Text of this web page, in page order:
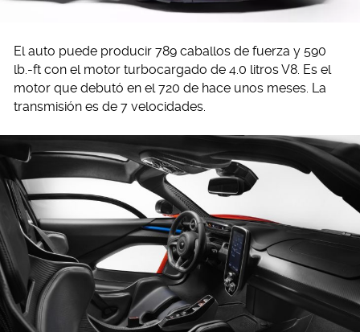
El auto puede producir 789 caballos de fuerza y 590
lb.-ft con el motor turbocargado de 4.0 litros V8. Es el
motor que debutó en el 720 de hace unos meses. La
transmisión es de 7 velocidades.